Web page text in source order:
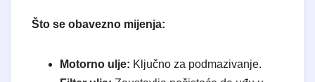
Što se obavezno mijenja:
Motorno ulje: Ključno za podmazivanje.